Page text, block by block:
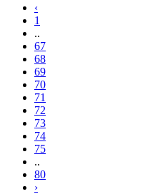
‹
1
..
67
68
69
70
71
72
73
74
75
..
80
›